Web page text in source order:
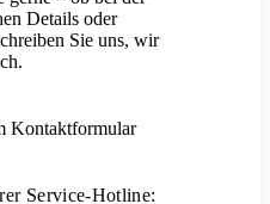
Details oder
Sie uns, wir
Kontaktformular
Service-Hotline: